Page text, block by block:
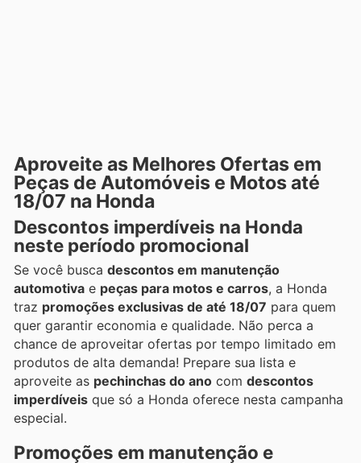
Aproveite as Melhores Ofertas em
Peças de Automóveis e Motos até
18/07 na Honda
Descontos imperdíveis na Honda
neste período promocional
Se você busca descontos em manutenção
automotiva e peças para motos e carros, a Honda
traz promoções exclusivas de até 18/07 para quem
quer garantir economia e qualidade. Não perca a
chance de aproveitar ofertas por tempo limitado em
produtos de alta demanda! Prepare sua lista e
aproveite as pechinchas do ano com descontos
imperdíveis que só a Honda oferece nesta campanha
especial.
Promoções em manutenção e